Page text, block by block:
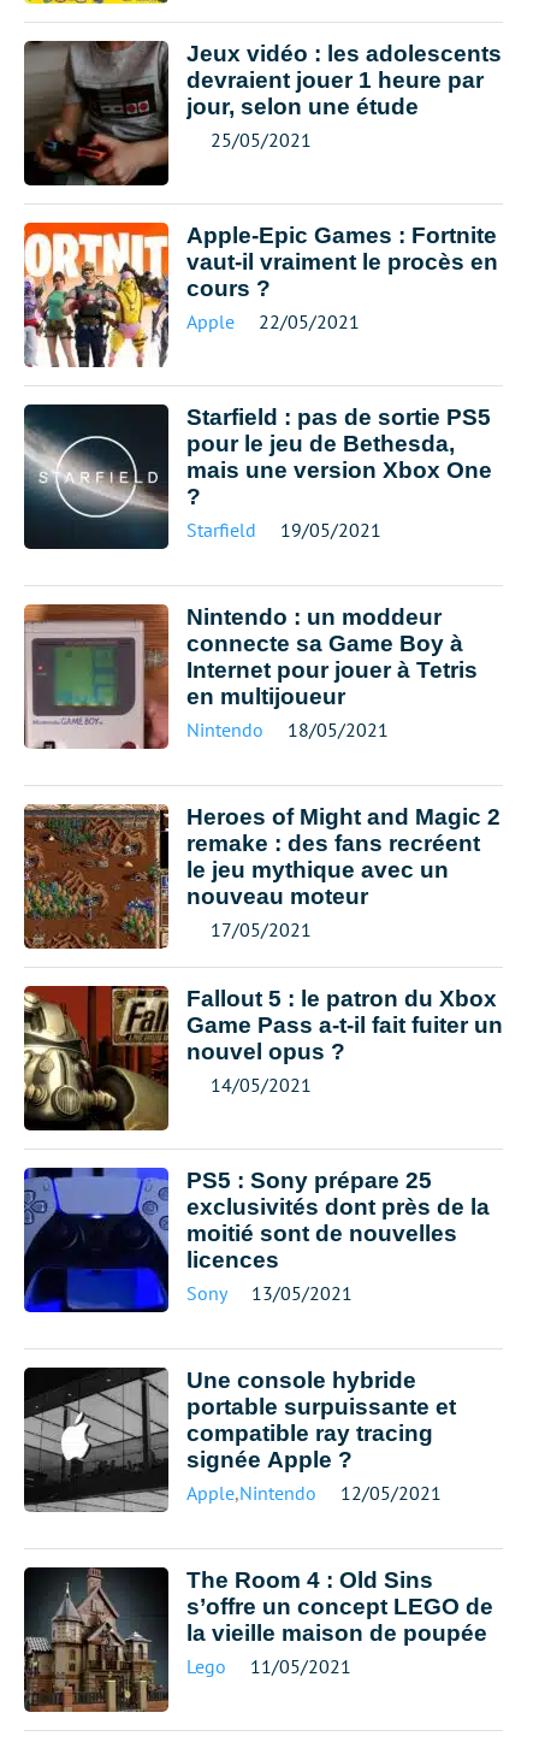
Jeux vidéo : les adolescents
devraient jouer 1 heure par
jour, selon une étude
25/05/2021
Apple-Epic Games : Fortnite
vaut-il vraiment le procès en
cours ?
Apple 22/05/2021
Starfield : pas de sortie PS5
pour le jeu de Bethesda,
mais une version Xbox One
?
Starfield 19/05/2021
Nintendo : un moddeur
connecte sa Game Boy à
Internet pour jouer à Tetris
en multijoueur
Nintendo 18/05/2021
Heroes of Might and Magic 2
remake : des fans recréent
le jeu mythique avec un
nouveau moteur
17/05/2021
Fallout 5 : le patron du Xbox
Game Pass a-t-il fait fuiter un
nouvel opus ?
14/05/2021
PS5 : Sony prépare 25
exclusivités dont près de la
moitié sont de nouvelles
licences
Sony 13/05/2021
Une console hybride
portable surpuissante et
compatible ray tracing
signée Apple ?
Apple,Nintendo 12/05/2021
The Room 4 : Old Sins
s’offre un concept LEGO de
la vieille maison de poupée
Lego 11/05/2021